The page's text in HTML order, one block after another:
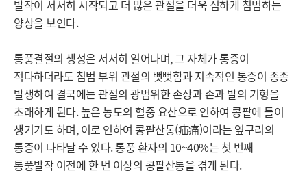
발작이 서서히 시작되고 더 많은 관절을 더욱 심하게 침범하는
양상을 보인다.
통풍결절의 생성은 서서히 일어나며, 그 자체가 통증이
적다하더라도 침범 부위 관절의 뻣뻣함과 지속적인 통증이 종종
발생하여 결국에는 관절의 광범위한 손상과 손과 발의 기형을
초래하게 된다. 높은 농도의 혈중 요산으로 인하여 콩팥에 돌이
생기기도 하며, 이로 인하여 콩팥산통(疝痛)이라는 옆구리의
통증이 나타날 수 있다. 통풍 환자의 10~40%는 첫 번째
통풍발작 이전에 한 번 이상의 콩팥산통을 겪게 된다.